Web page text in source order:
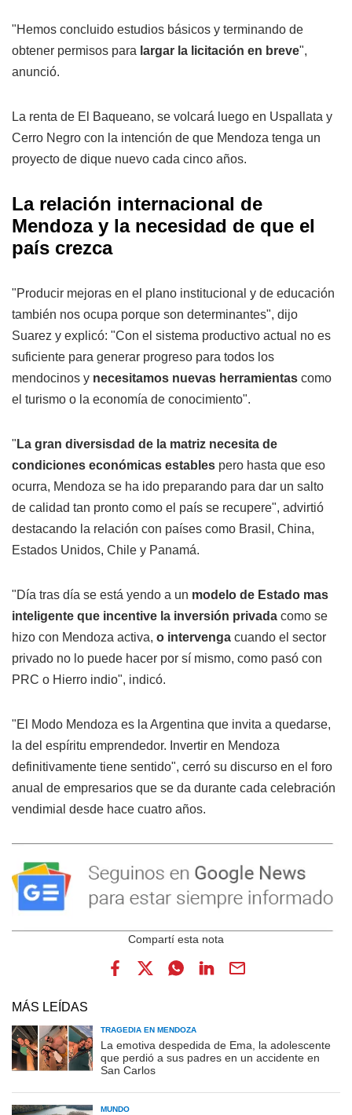
"Hemos concluido estudios básicos y terminando de
obtener permisos para largar la licitación en breve",
anunció.
La renta de El Baqueano, se volcará luego en Uspallata y
Cerro Negro con la intención de que Mendoza tenga un
proyecto de dique nuevo cada cinco años.
La relación internacional de
Mendoza y la necesidad de que el
país crezca
"Producir mejoras en el plano institucional y de educación
también nos ocupa porque son determinantes", dijo
Suarez y explicó: "Con el sistema productivo actual no es
suficiente para generar progreso para todos los
mendocinos y necesitamos nuevas herramientas como
el turismo o la economía de conocimiento".
" La gran diversisdad de la matriz necesita de
condiciones económicas estables pero hasta que eso
ocurra, Mendoza se ha ido preparando para dar un salto
de calidad tan pronto como el país se recupere", advirtió
destacando la relación con países como Brasil, China,
Estados Unidos, Chile y Panamá.
"Día tras día se está yendo a un modelo de Estado mas
inteligente que incentive la inversión privada como se
hizo con Mendoza activa, o intervenga cuando el sector
privado no lo puede hacer por sí mismo, como pasó con
PRC o Hierro indio", indicó.
"El Modo Mendoza es la Argentina que invita a quedarse,
la del espíritu emprendedor. Invertir en Mendoza
definitivamente tiene sentido", cerró su discurso en el foro
anual de empresarios que se da durante cada celebración
vendimial desde hace cuatro años.
MÁS LEÍDAS
TRAGEDIA EN MENDOZA
La emotiva despedida de Ema, la adolescente
que perdió a sus padres en un accidente en
San Carlos
MUNDO